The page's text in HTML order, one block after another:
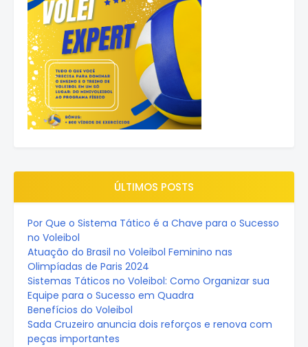
ÚLTIMOS POSTS
Por Que o Sistema Tático é a Chave para o Sucesso
no Voleibol
Atuação do Brasil no Voleibol Feminino nas
Olimpíadas de Paris 2024
Sistemas Táticos no Voleibol: Como Organizar sua
Equipe para o Sucesso em Quadra
Benefícios do Voleibol
Sada Cruzeiro anuncia dois reforços e renova com
peças importantes